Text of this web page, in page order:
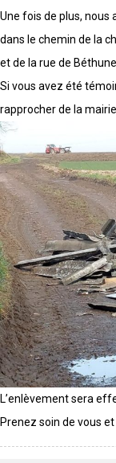
Une fois de plus, nous
dans le chemin de la
et de la rue de Béthune.
Si vous avez été
rapprocher de la mairie.
L’enlèvement sera
Prenez soin de vous